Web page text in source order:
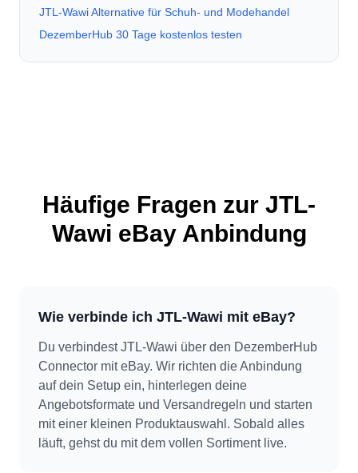
JTL-Wawi Alternative für Schuh- und Modehandel
DezemberHub 30 Tage kostenlos testen
Häufige Fragen zur JTL-
Wawi eBay Anbindung
Wie verbinde ich JTL-Wawi mit eBay?
Du verbindest JTL-Wawi über den DezemberHub
Connector mit eBay. Wir richten die Anbindung
auf dein Setup ein, hinterlegen deine
Angebotsformate und Versandregeln und starten
mit einer kleinen Produktauswahl. Sobald alles
läuft, gehst du mit dem vollen Sortiment live.